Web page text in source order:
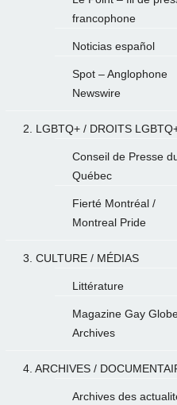
francophone
Noticias español
Spot – Anglophone
Newswire
2. LGBTQ+ / DROITS
Conseil de Presse
Québec
Fierté Montréal /
Montreal Pride
3. CULTURE / MÉDIAS
Littérature
Magazine Gay
Archives
4. ARCHIVES /
Archives des